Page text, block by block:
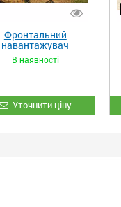
Фронтальний
навантажувач
«STRONG XL»
В наявності
Уточнити ціну